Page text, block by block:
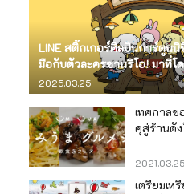
LINE สติ๊กเกอร์ศิลปินการ์ตูน
มือกับตัวละครซานริโอ! มาที่
จำกัด
2025.03.25
เทศกาลข
คุสู่ร้านดัง
2021.03.25
เตรียมเห